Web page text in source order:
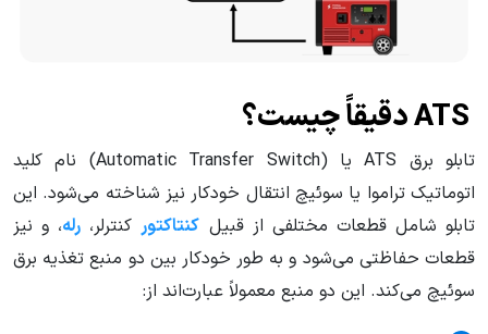
تابلو برق ATS یا (Automatic Transfer Switch) نام کلید
اتوماتیک تراموا یا سوئیچ انتقال خودکار نیز شناخته می‌شود. این
تابلو شامل قطعات مختلفی از قبیل کنتاکتورکنترلر، رله، و نیز
قطعات حفاظتی می‌شود و به طور خودکار بین دو منبع تغذیه برق
سوئیچ می‌کند. این دو منبع معمولاً عبارت‌اند از: